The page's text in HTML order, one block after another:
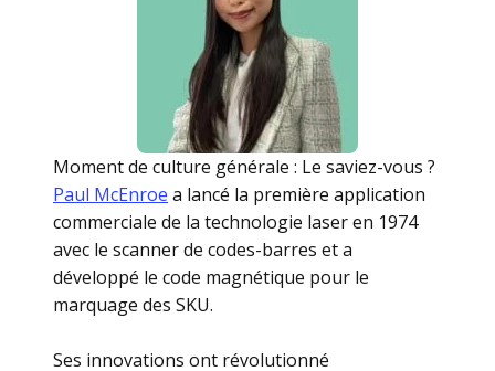
Moment de culture générale : Le saviez-vous ?
Paul McEnroe a lancé la première application
commerciale de la technologie laser en 1974
avec le scanner de codes-barres et a
développé le code magnétique pour le
marquage des SKU.
Ses innovations ont révolutionné